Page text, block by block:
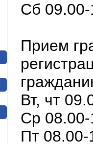
Сб
Прием
Вт, чт
Ср
Пт